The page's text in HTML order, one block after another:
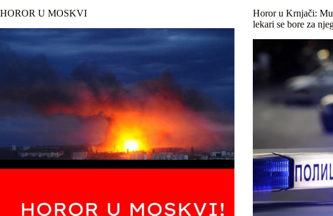
HOROR U MOSKVI
Horor u Krnjači:
lekari se bore za